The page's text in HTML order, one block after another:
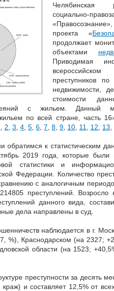
Челябинская
социально-
проекта «
продолжает
объектами
Приводимая
преступников
недвижимости,
стоимости
с жильем. Данный
по всей стране, часть
2 3 4 5 6 7 8 9 10 11 12 13
обратимся к статистическим
2019 года, которые
статистики и
Федерации. Количество
с аналогичным
преступлений. Возросло
данного вида,
дела направлены в суд.
наблюдается в г.
%), Краснодарском (на 2327;
области (на 1523;
преступности за десять
краж) и составляет 12,5% от